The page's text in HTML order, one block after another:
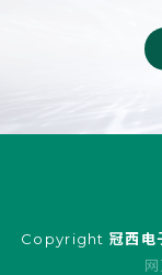
Copyright冠西电